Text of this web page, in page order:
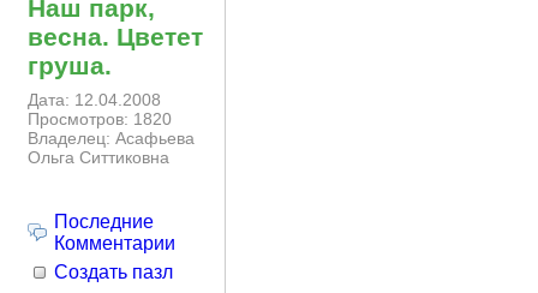
Наш парк,
весна. Цветет
груша.
Дата: 12.04.2008
Просмотров: 1820
Владелец: Асафьева
Ольга Ситтиковна
Последние
Комментарии
Создать пазл